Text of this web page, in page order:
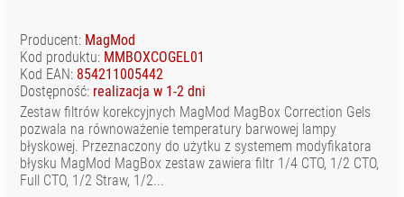
Producent: MagMod
Kod produktu: MMBOXCOGEL01
Kod EAN: 854211005442
Dostępność: realizacja w 1-2 dni
Zestaw filtrów korekcyjnych MagMod MagBox Correction Gels
pozwala na równoważenie temperatury barwowej lampy
błyskowej. Przeznaczony do użytku z systemem modyfikatora
błysku MagMod MagBox zestaw zawiera filtr 1/4 CTO, 1/2 CTO,
Full CTO, 1/2 Straw, 1/2...